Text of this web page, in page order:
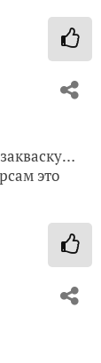
это